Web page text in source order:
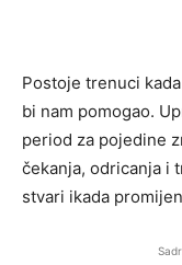
Postoje trenuci
bi nam pomogao.
period za pojedine
čekanja, odricanja i
stvari ikada